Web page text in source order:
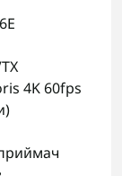
4K 60fps